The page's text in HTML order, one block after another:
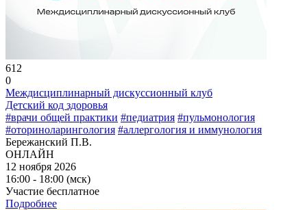
612
0
Междисциплинарный дискуссионный клуб
Детский код здоровья
#врачи общей практики #педиатрия #пульмонология
#оториноларингология #аллергология и иммунология
Бережанский П.В.
ОНЛАЙН
12 ноября 2026
16:00 - 18:00 (мск)
Участие бесплатное
Подробнее